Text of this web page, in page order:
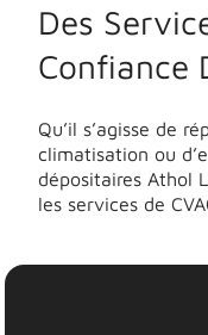
Des
Confiance
Qu’il s’agisse de
climatisation ou
dépositaires Athol
les services de